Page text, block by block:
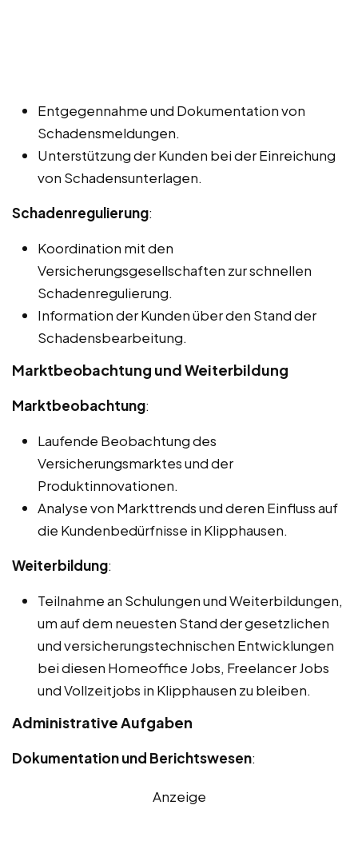
Entgegennahme und Dokumentation von
Schadensmeldungen.
Unterstützung der Kunden bei der Einreichung
von Schadensunterlagen.
Schadenregulierung:
Koordination mit den
Versicherungsgesellschaften zur schnellen
Schadenregulierung.
Information der Kunden über den Stand der
Schadensbearbeitung.
Marktbeobachtung und Weiterbildung
Marktbeobachtung:
Laufende Beobachtung des
Versicherungsmarktes und der
Produktinnovationen.
Analyse von Markttrends und deren Einfluss auf
die Kundenbedürfnisse in Klipphausen.
Weiterbildung:
Teilnahme an Schulungen und Weiterbildungen,
um auf dem neuesten Stand der gesetzlichen
und versicherungstechnischen Entwicklungen
bei diesen Homeoffice Jobs, Freelancer Jobs
und Vollzeitjobs in Klipphausen zu bleiben.
Administrative Aufgaben
Dokumentation und Berichtswesen:
Anzeige